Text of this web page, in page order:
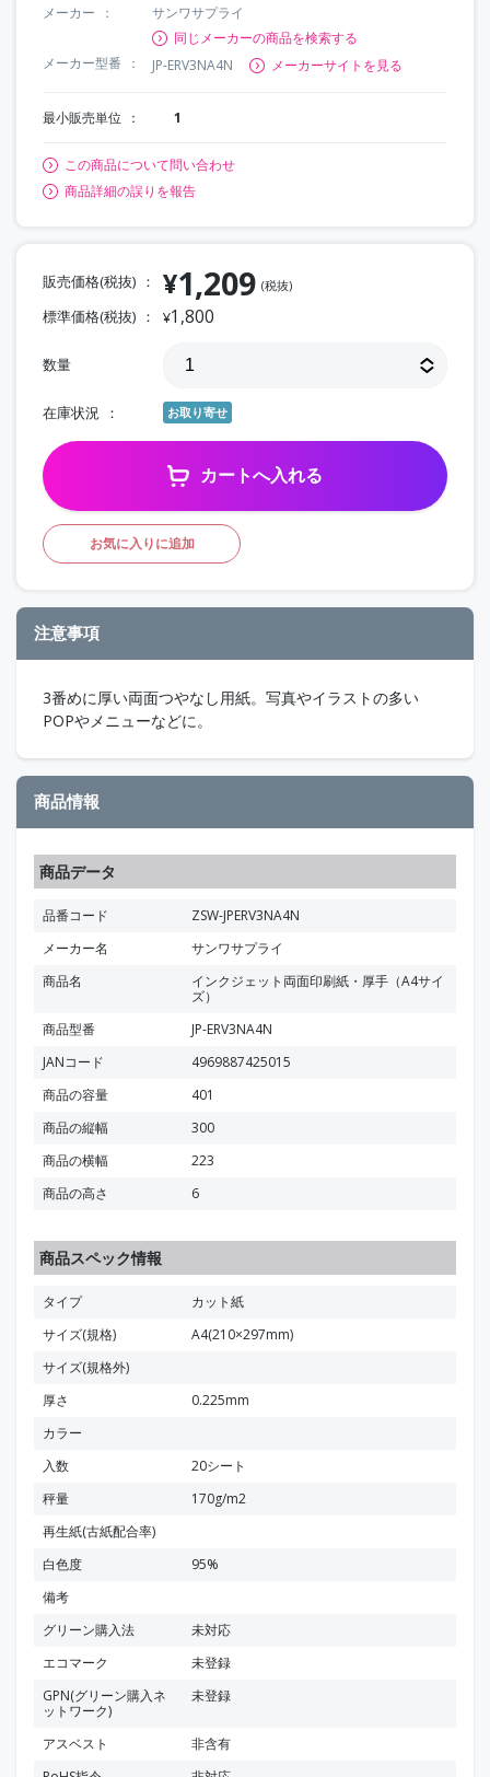
メーカー
サンワサプライ
同じメーカーの商品を検索する
メーカー型番
JP-ERV3NA4N メーカーサイトを見る
最小販売単位 1
この商品について問い合わせ
商品詳細の誤りを報告
販売価格(税抜) ¥1,209 (税抜)
標準価格(税抜) ¥1,800
数量
在庫状況 お取り寄せ
カートへ入れる
お気に入りに追加
注意事項
3番めに厚い両面つやなし用紙。写真やイラストの多い
POPやメニューなどに。
商品情報
商品データ
品番コード
ZSW-JPERV3NA4N
メーカー名
サンワサプライ
商品名
インクジェット両面印刷紙・厚手（A4サイ
ズ）
商品型番
JP-ERV3NA4N
JANコード
4969887425015
商品の容量
401
商品の縦幅
300
商品の横幅
223
商品の高さ
6
商品スペック情報
タイプ
カット紙
サイズ(規格)
A4(210×297mm)
サイズ(規格外)
厚さ
0.225mm
カラー
入数
20シート
秤量
170g/m2
再生紙(古紙配合率)
白色度
95%
備考
グリーン購入法
未対応
エコマーク
未登録
GPN(グリーン購入ネ
ットワーク)
未登録
アスベスト
非含有